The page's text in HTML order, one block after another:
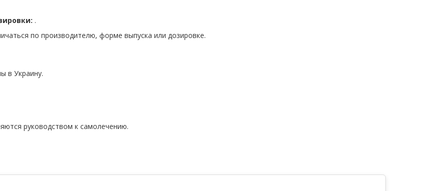
.
по производителю, форме выпуска или дозировке.
в Украину.
руководством к самолечению.